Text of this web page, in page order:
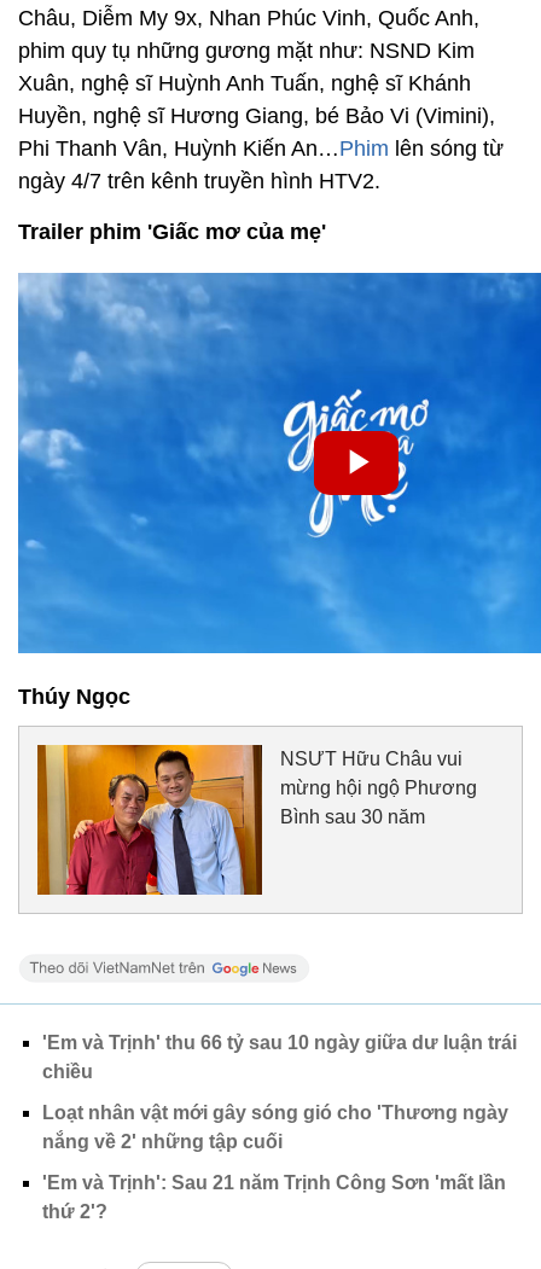
Châu, Diễm My 9x, Nhan Phúc Vinh, Quốc Anh,
phim quy tụ những gương mặt như: NSND Kim
Xuân, nghệ sĩ Huỳnh Anh Tuấn, nghệ sĩ Khánh
Huyền, nghệ sĩ Hương Giang, bé Bảo Vi (Vimini),
Phi Thanh Vân, Huỳnh Kiến An…Phim lên sóng từ
ngày 4/7 trên kênh truyền hình HTV2.
Trailer phim 'Giấc mơ của mẹ'
Thúy Ngọc
NSƯT Hữu Châu vui
mừng hội ngộ Phương
Bình sau 30 năm
'Em và Trịnh' thu 66 tỷ sau 10 ngày giữa dư luận trái
chiều
Loạt nhân vật mới gây sóng gió cho 'Thương ngày
nắng về 2' những tập cuối
'Em và Trịnh': Sau 21 năm Trịnh Công Sơn 'mất lần
thứ 2'?